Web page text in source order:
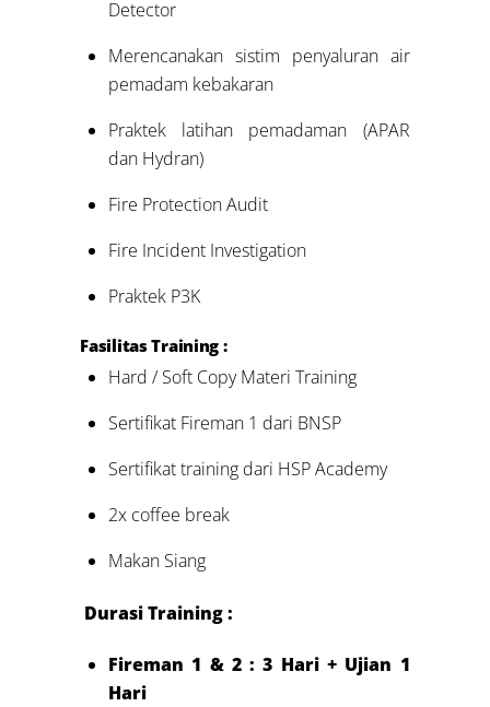
Detector
Merencanakan sistim penyaluran air
pemadam kebakaran
Praktek latihan pemadaman (APAR
dan Hydran)
Fire Protection Audit
Fire Incident Investigation
Praktek P3K
Fasilitas Training :
Hard / Soft Copy Materi Training
Sertifikat Fireman 1 dari BNSP
Sertifikat training dari HSP Academy
2x coffee break
Makan Siang
Durasi Training :
Fireman 1 & 2 : 3 Hari + Ujian 1
Hari